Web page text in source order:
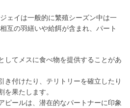
ェイは一般的に繁殖シーズン中は一
互の羽繕いや給餌が含まれ、パート
してメスに食べ物を提供することがあ
き付けたり、テリトリーを確立したり
を果たします。
ピールは、潜在的なパートナーに印象